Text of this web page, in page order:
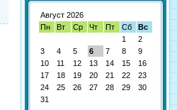
Август 2026
Пн
Вт Ср Чт Пт Сб
Вс
1
2
3
4 5 6 7 8
9
10
11 12 13 14 15
16
17
18 19 20 21 22
23
24
25 26 27 28 29
30
31